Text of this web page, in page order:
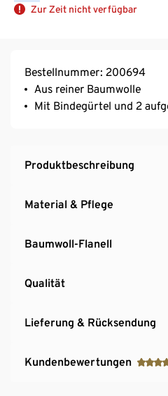
Zur Zeit nicht verfügbar
Bestellnummer: 200694
Aus reiner Baumwolle
Mit Bindegürtel und 2
Produktbeschreibung
Material & Pflege
Baumwoll-Flanell
Qualität
Lieferung & Rücksendung
Kundenbewertungen